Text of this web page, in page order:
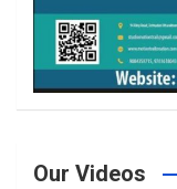
Our Videos